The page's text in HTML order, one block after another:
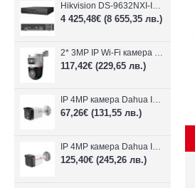
Hikvision DS-9632NXI-I8/VPro – 32-канален NVR с интелигентен AI анализ
4 425,48€ (8 655,35 лв.)
2* 3MP IP Wi-Fi камера Dahua P3D-3F-PV-P-0280B/0600B-PRO
117,42€ (229,65 лв.)
IP 4MP камера Dahua IPC-B1E40-A-0280B, 2.8mm, IR 30m
67,26€ (131,55 лв.)
IP 4MP камера Dahua IPC-HFW1439TC1-A-LED-0280B-PRO, 2.8mm, IR 30m
125,40€ (245,26 лв.)